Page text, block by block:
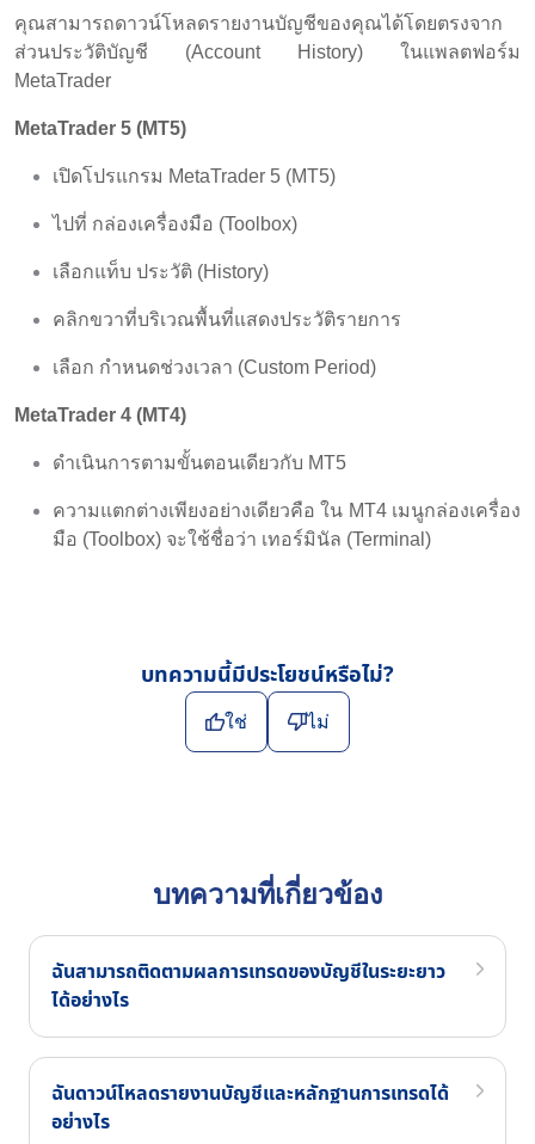
คุณสามารถดาวน์โหลดรายงานบัญชีของคุณได้โดยตรงจาก
ส่วนประวัติบัญชี (Account History) ในแพลตฟอร์ม
MetaTrader
MetaTrader 5 (MT5)
เปิดโปรแกรม MetaTrader 5 (MT5)
ไปที่ กล่องเครื่องมือ (Toolbox)
เลือกแท็บ ประวัติ (History)
คลิกขวาที่บริเวณพื้นที่แสดงประวัติรายการ
เลือก กำหนดช่วงเวลา (Custom Period)
MetaTrader 4 (MT4)
ดำเนินการตามขั้นตอนเดียวกับ MT5
ความแตกต่างเพียงอย่างเดียวคือ ใน MT4 เมนูกล่องเครื่อง
มือ (Toolbox) จะใช้ชื่อว่า เทอร์มินัล (Terminal)
บทความนี้มีประโยชน์หรือไม่?
ใช่ ไม่
บทความที่เกี่ยวข้อง
ฉันสามารถติดตามผลการเทรดของบัญชีในระยะยาว
ได้อย่างไร
ฉันดาวน์โหลดรายงานบัญชีและหลักฐานการเทรดได้
อย่างไร